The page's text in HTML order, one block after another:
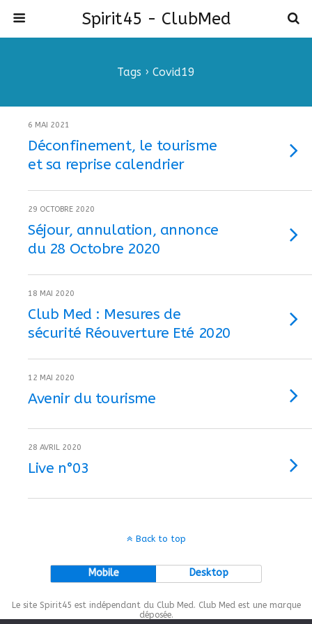
Spirit45 - ClubMed
Tags › Covid19
6 MAI 2021
Déconfinement, le tourisme
et sa reprise calendrier
29 OCTOBRE 2020
Séjour, annulation, annonce
du 28 Octobre 2020
18 MAI 2020
Club Med : Mesures de
sécurité Réouverture Eté 2020
12 MAI 2020
Avenir du tourisme
28 AVRIL 2020
Live n°03
Back to top
Mobile Desktop
Le site Spirit45 est indépendant du Club Med. Club Med est une marque
déposée.